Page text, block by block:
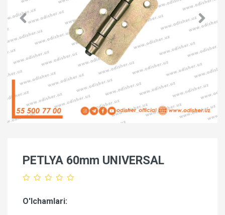
PETLYA 60mm UNIVERSAL
O'lchamlari: